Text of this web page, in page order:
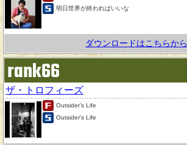
明日世界が終わればいいな
ダウンロードはこちらから
rank66
ザ・トロフィーズ
Outsider's Life
Outsider's Life